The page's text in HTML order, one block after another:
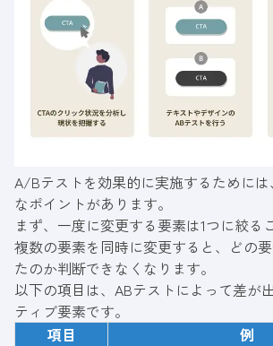
A/Bテストを効果的に実施するために
なポイントがあります。
まず、一度に変更する要素は1つに絞る
複数の要素を同時に変更すると、どの
たのか判断できなくなります。
以下の項目は、ABテストによって差が
ティブ要素です。
項目
例